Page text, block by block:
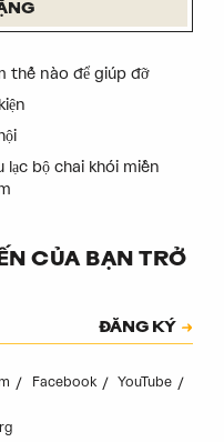
thế nào để giúp đỡ
lạc bộ chai khói miền
CỦA BẠN TRỞ
ĐĂNG KÝ
Facebook
YouTube